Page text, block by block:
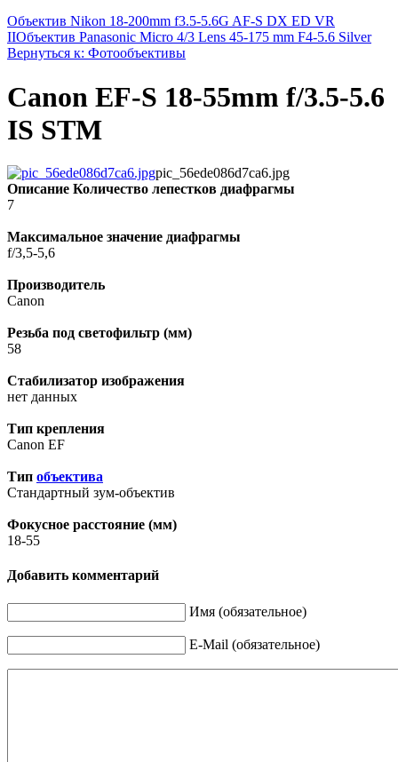
Объектив Nikon 18-200mm f3.5-5.6G AF-S DX ED VR
IIОбъектив Panasonic Micro 4/3 Lens 45-175 mm F4-5.6 Silver
Вернуться к: Фотообъективы
Canon EF-S 18-55mm f/3.5-5.6
IS STM
pic_56ede086d7ca6.jpg
Описание Количество лепестков диафрагмы
7
Максимальное значение диафрагмы
f/3,5-5,6
Производитель
Canon
Резьба под светофильтр (мм)
58
Стабилизатор изображения
нет данных
Тип крепления
Canon EF
Тип объектива
Стандартный зум-объектив
Фокусное расстояние (мм)
18-55
Добавить комментарий
Имя (обязательное)
E-Mail (обязательное)